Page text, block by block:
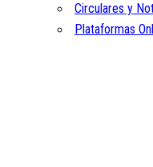
Circulares y
Plataformas